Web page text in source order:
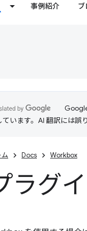
事例紹介 ブ
ています。AI 翻訳には誤
Docs Workbox
ラグ